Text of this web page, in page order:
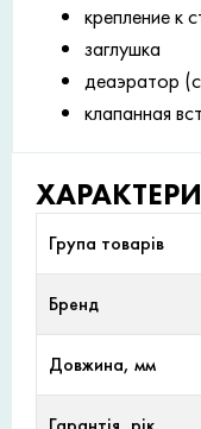
крепление к
заглушка
деаэратор
клапанная
Група товарів
Бренд
Довжина, мм